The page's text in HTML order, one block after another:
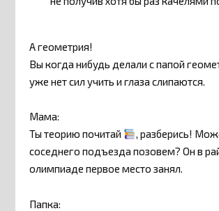
А геометрия!
Вы когда нибудь делали с папой
уже нет сил учить и глаза слипаются.
Мама:
Ты теорию почитай
, разберись!
соседнего подъезда позовем? Он в
олимпиаде первое место занял.
Папка: